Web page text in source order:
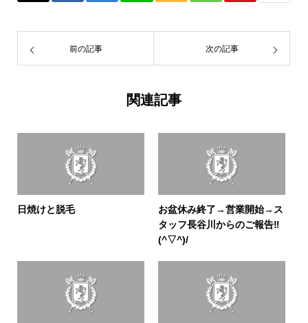
前の記事 次の記事
関連記事
日焼けと脱毛
お盆休み終了→営業開始→ス
タッフ長谷川からのご報告‼
(^▽^)/